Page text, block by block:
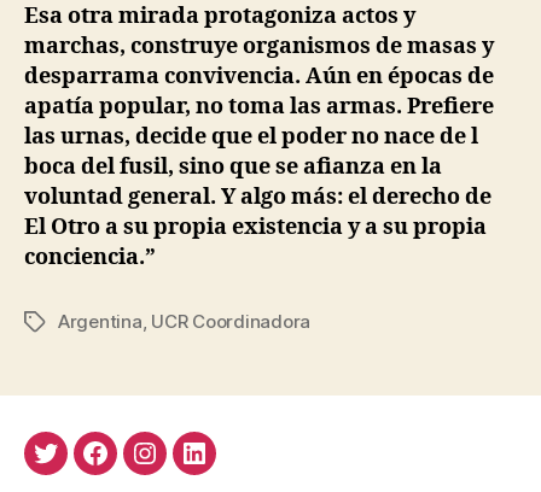
Esa otra mirada protagoniza actos y
marchas, construye organismos de masas y
desparrama convivencia. Aún en épocas de
apatía popular, no toma las armas. Prefiere
las urnas, decide que el poder no nace de l
boca del fusil, sino que se afianza en la
voluntad general. Y algo más: el derecho de
El Otro a su propia existencia y a su propia
conciencia.”
Etiquetas
Argentina, UCR Coordinadora
TwitterFacebook
InstagramLinkedIn